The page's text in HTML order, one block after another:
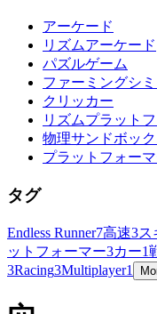
アーケード
リズムアーケード
パズルゲーム
ファーミングシ
クリッカー
リズムプラット
物理サンドボッ
プラットフォー
タグ
Endless Runner7高速3ス
ットフォーマー3カー1
3Racing3Multiplayer1